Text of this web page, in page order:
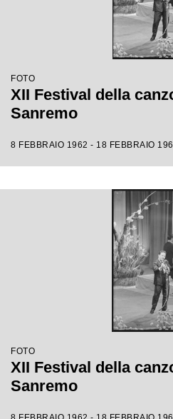
FOTO
XII Festival della
Sanremo
8 FEBBRAIO 1962 - 18 FEBBRAIO
FOTO
XII Festival della
Sanremo